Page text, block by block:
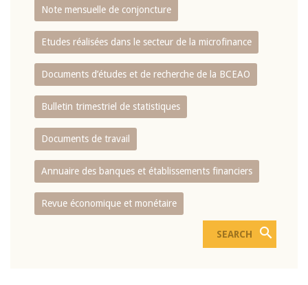
Note mensuelle de conjoncture
Etudes réalisées dans le secteur de la microfinance
Documents d’études et de recherche de la BCEAO
Bulletin trimestriel de statistiques
Documents de travail
Annuaire des banques et établissements financiers
Revue économique et monétaire